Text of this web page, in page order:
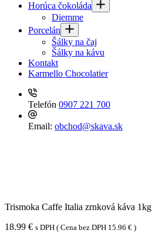
Horúca čokoláda
Diemme
Porcelán
Šálky na čaj
Šálky na kávu
Kontakt
Karmello Chocolatier
Telefón 0907 221 700
Email: obchod@skava.sk
Trismoka Caffe Italia zrnková káva 1kg
18.99 € s DPH ( Cena bez DPH 15.96 € )